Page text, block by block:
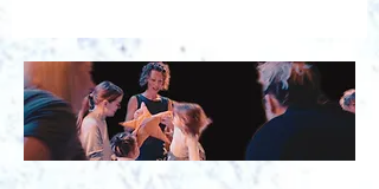
Mon premier